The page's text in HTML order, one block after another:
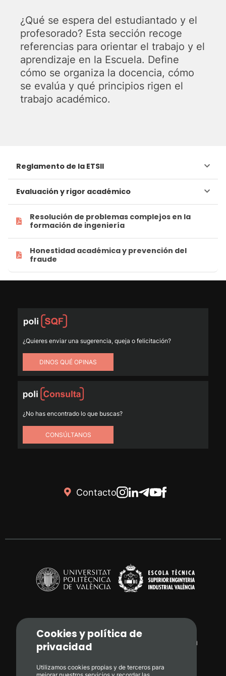
Cookies y política de
privacidad
Utilizamos cookies propias y de terceros para
¿Qué se espera del estudiantado y el
profesorado? Esta sección recoge
referencias para orientar el trabajo y el
aprendizaje en la Escuela. Define
cómo se organiza la docencia, cómo
se evalúa y qué principios rigen el
trabajo académico.
Reglamento de la ETSII
Reglamento general
Reglamento específico
Evaluación y rigor académico
Evaluación
Rigor
Resolución de problemas complejos en la
formación de ingeniería
Honestidad académica y prevención del
fraude
¿Quieres enviar una sugerencia, queja o felicitación?
DINOS QUÉ OPINAS
¿No has encontrado lo que buscas?
CONSÚLTANOS
Contacto
Camí de Vera, s/n. 46022 - València
+34 96 387 71 70